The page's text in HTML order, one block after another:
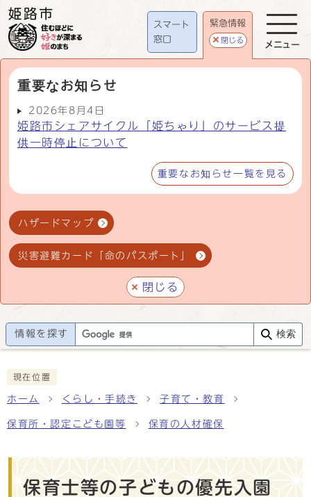
スマート
窓口
緊急情報
閉じる
重要なお知らせ
2026年8月4日
姫路市シェアサイクル「姫ちゃり」のサービス提
供一時停止について
重要なお知らせ一覧を見る
ハザードマップ
災害避難カード「命のパスポート」
閉じる
メニュー
情報を探す 検索
現在位置
ホーム くらし・手続き 子育て・教育
保育所・認定こども園等 保育の人材確保
保育士等の子どもの優先入園